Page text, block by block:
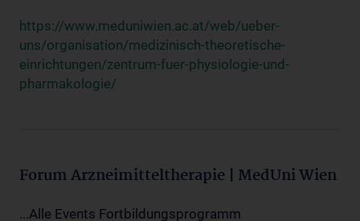
https://www.meduniwien.ac.at/web/ueber-
uns/organisation/medizinisch-theoretische-
einrichtungen/zentrum-fuer-physiologie-und-
pharmakologie/
Forum Arzneimitteltherapie | MedUni Wien
...Alle Events Fortbildungsprogramm